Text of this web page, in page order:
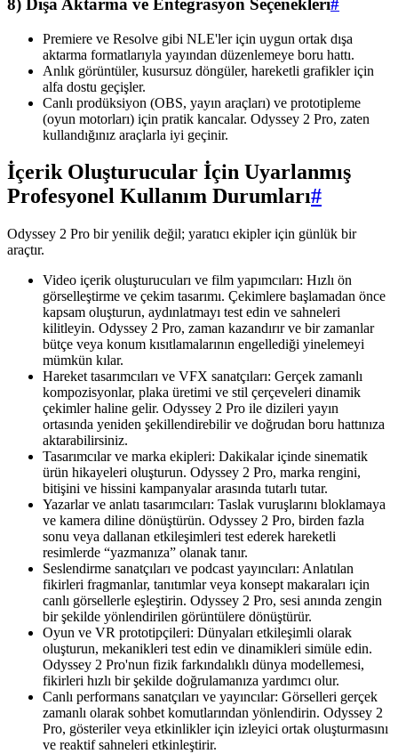
8) Dışa Aktarma ve Entegrasyon Seçenekleri#
Premiere ve Resolve gibi NLE'ler için uygun ortak dışa
aktarma formatlarıyla yayından düzenlemeye boru hattı.
Anlık görüntüler, kusursuz döngüler, hareketli grafikler için
alfa dostu geçişler.
Canlı prodüksiyon (OBS, yayın araçları) ve prototipleme
(oyun motorları) için pratik kancalar. Odyssey 2 Pro, zaten
kullandığınız araçlarla iyi geçinir.
İçerik Oluşturucular İçin Uyarlanmış
Profesyonel Kullanım Durumları#
Odyssey 2 Pro bir yenilik değil; yaratıcı ekipler için günlük bir
araçtır.
Video içerik oluşturucuları ve film yapımcıları: Hızlı ön
görselleştirme ve çekim tasarımı. Çekimlere başlamadan önce
kapsam oluşturun, aydınlatmayı test edin ve sahneleri
kilitleyin. Odyssey 2 Pro, zaman kazandırır ve bir zamanlar
bütçe veya konum kısıtlamalarının engellediği yinelemeyi
mümkün kılar.
Hareket tasarımcıları ve VFX sanatçıları: Gerçek zamanlı
kompozisyonlar, plaka üretimi ve stil çerçeveleri dinamik
çekimler haline gelir. Odyssey 2 Pro ile dizileri yayın
ortasında yeniden şekillendirebilir ve doğrudan boru hattınıza
aktarabilirsiniz.
Tasarımcılar ve marka ekipleri: Dakikalar içinde sinematik
ürün hikayeleri oluşturun. Odyssey 2 Pro, marka rengini,
bitişini ve hissini kampanyalar arasında tutarlı tutar.
Yazarlar ve anlatı tasarımcıları: Taslak vuruşlarını bloklamaya
ve kamera diline dönüştürün. Odyssey 2 Pro, birden fazla
sonu veya dallanan etkileşimleri test ederek hareketli
resimlerde “yazmanıza” olanak tanır.
Seslendirme sanatçıları ve podcast yayıncıları: Anlatılan
fikirleri fragmanlar, tanıtımlar veya konsept makaraları için
canlı görsellerle eşleştirin. Odyssey 2 Pro, sesi anında zengin
bir şekilde yönlendirilen görüntülere dönüştürür.
Oyun ve VR prototipçileri: Dünyaları etkileşimli olarak
oluşturun, mekanikleri test edin ve dinamikleri simüle edin.
Odyssey 2 Pro'nun fizik farkındalıklı dünya modellemesi,
fikirleri hızlı bir şekilde doğrulamanıza yardımcı olur.
Canlı performans sanatçıları ve yayıncılar: Görselleri gerçek
zamanlı olarak sohbet komutlarından yönlendirin. Odyssey 2
Pro, gösteriler veya etkinlikler için izleyici ortak oluşturmasını
ve reaktif sahneleri etkinleştirir.